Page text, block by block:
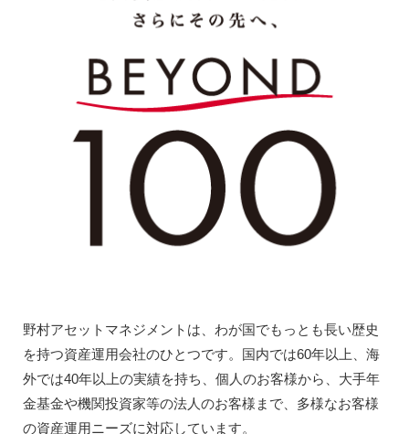
野村アセットマネジメントは、わが国でもっとも長い歴史
を持つ資産運用会社のひとつです。国内では60年以上、海
外では40年以上の実績を持ち、個人のお客様から、大手年
金基金や機関投資家等の法人のお客様まで、多様なお客様
の資産運用ニーズに対応しています。